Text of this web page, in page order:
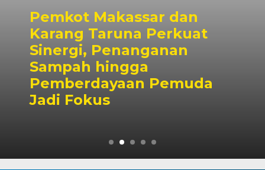
dan
Perkuat
Pemuda
Dubes
Kolaborasi